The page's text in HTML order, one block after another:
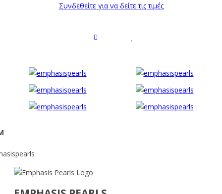
Συνδεθείτε για να δείτε τις τιμές